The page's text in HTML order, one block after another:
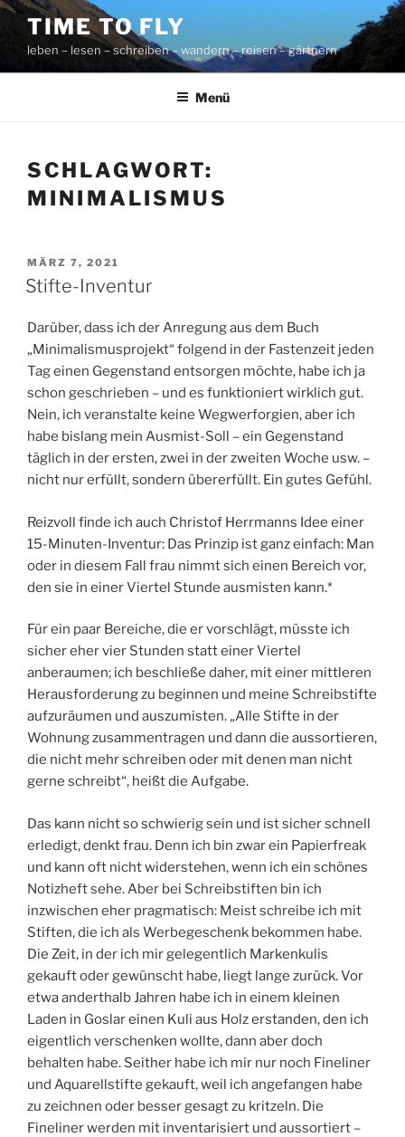
Zum
Inhalt
springen
TIME TO FLY
leben – lesen – schreiben – wandern – reisen – gärtnern
Menü
SCHLAGWORT:
MINIMALISMUS
VERÖFFENTLICHT
AM
MÄRZ 7, 2021
Stifte-Inventur
Darüber, dass ich der Anregung aus dem Buch
„Minimalismusprojekt“ folgend in der Fastenzeit jeden
Tag einen Gegenstand entsorgen möchte, habe ich ja
schon geschrieben – und es funktioniert wirklich gut.
Nein, ich veranstalte keine Wegwerforgien, aber ich
habe bislang mein Ausmist-Soll – ein Gegenstand
täglich in der ersten, zwei in der zweiten Woche usw. –
nicht nur erfüllt, sondern übererfüllt. Ein gutes Gefühl.
Reizvoll finde ich auch Christof Herrmanns Idee einer
15-Minuten-Inventur: Das Prinzip ist ganz einfach: Man
oder in diesem Fall frau nimmt sich einen Bereich vor,
den sie in einer Viertel Stunde ausmisten kann.*
Für ein paar Bereiche, die er vorschlägt, müsste ich
sicher eher vier Stunden statt einer Viertel
anberaumen; ich beschließe daher, mit einer mittleren
Herausforderung zu beginnen und meine Schreibstifte
aufzuräumen und auszumisten. „Alle Stifte in der
Wohnung zusammentragen und dann die aussortieren,
die nicht mehr schreiben oder mit denen man nicht
gerne schreibt“, heißt die Aufgabe.
Das kann nicht so schwierig sein und ist sicher schnell
erledigt, denkt frau. Denn ich bin zwar ein Papierfreak
und kann oft nicht widerstehen, wenn ich ein schönes
Notizheft sehe. Aber bei Schreibstiften bin ich
inzwischen eher pragmatisch: Meist schreibe ich mit
Stiften, die ich als Werbegeschenk bekommen habe.
Die Zeit, in der ich mir gelegentlich Markenkulis
gekauft oder gewünscht habe, liegt lange zurück. Vor
etwa anderthalb Jahren habe ich in einem kleinen
Laden in Goslar einen Kuli aus Holz erstanden, den ich
eigentlich verschenken wollte, dann aber doch
behalten habe. Seither habe ich mir nur noch Fineliner
und Aquarellstifte gekauft, weil ich angefangen habe
zu zeichnen oder besser gesagt zu kritzeln. Die
Fineliner werden mit inventarisiert und aussortiert –